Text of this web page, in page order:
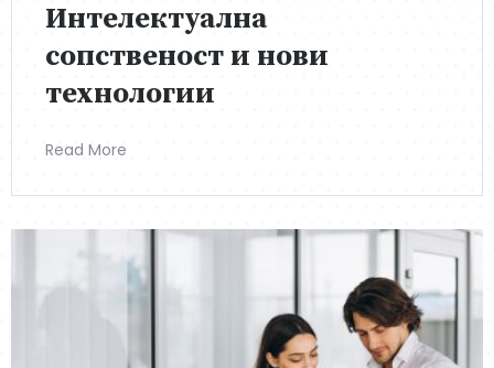
Интелектуална
сопственост и нови
технологии
Read More